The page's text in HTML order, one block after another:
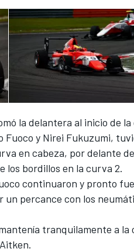
la delantera al inicio de
Fuoco y Nirei Fukuzumi,
en cabeza, por delante
los bordillos en la curva 2.
continuaron y pronto
percance con los
tranquilamente a la